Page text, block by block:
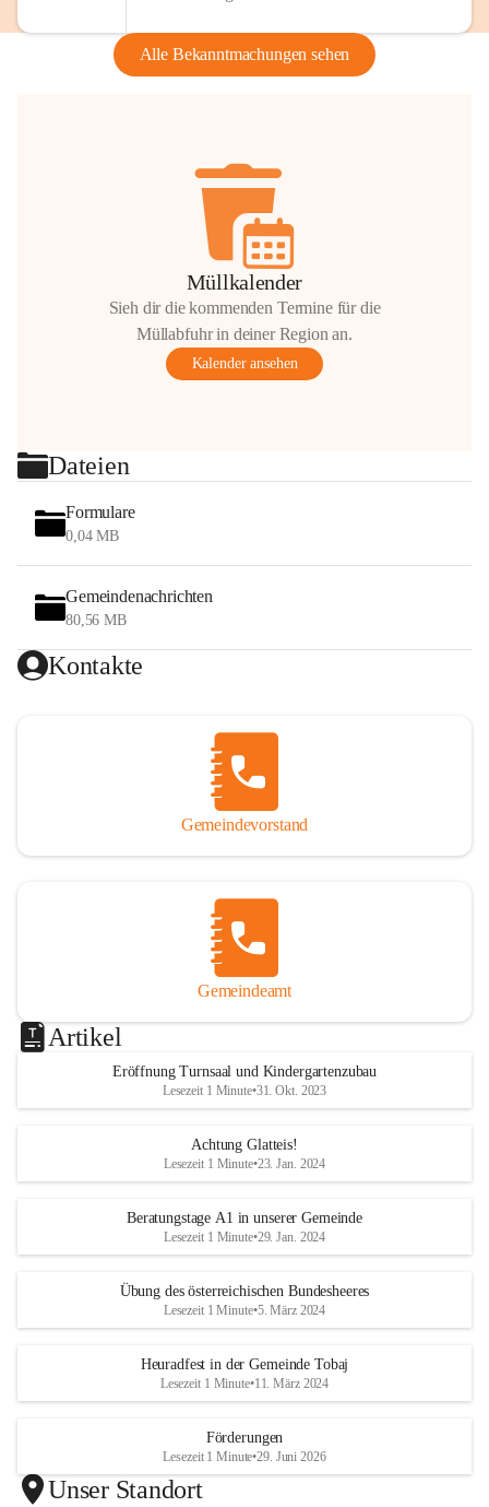
Alle Bekanntmachungen sehen
Müllkalender
Sieh dir die kommenden Termine für die
Müllabfuhr in deiner Region an.
Kalender ansehen
Dateien
Formulare
0,04 MB
Gemeindenachrichten
80,56 MB
Kontakte
Gemeindevorstand
Gemeindeamt
Artikel
Eröffnung Turnsaal und Kindergartenzubau
Lesezeit 1 Minute•31. Okt. 2023
Achtung Glatteis!
Lesezeit 1 Minute•23. Jan. 2024
Beratungstage A1 in unserer Gemeinde
Lesezeit 1 Minute•29. Jan. 2024
Übung des österreichischen Bundesheeres
Lesezeit 1 Minute•5. März 2024
Heuradfest in der Gemeinde Tobaj
Lesezeit 1 Minute•11. März 2024
Förderungen
Lesezeit 1 Minute•29. Juni 2026
Unser Standort